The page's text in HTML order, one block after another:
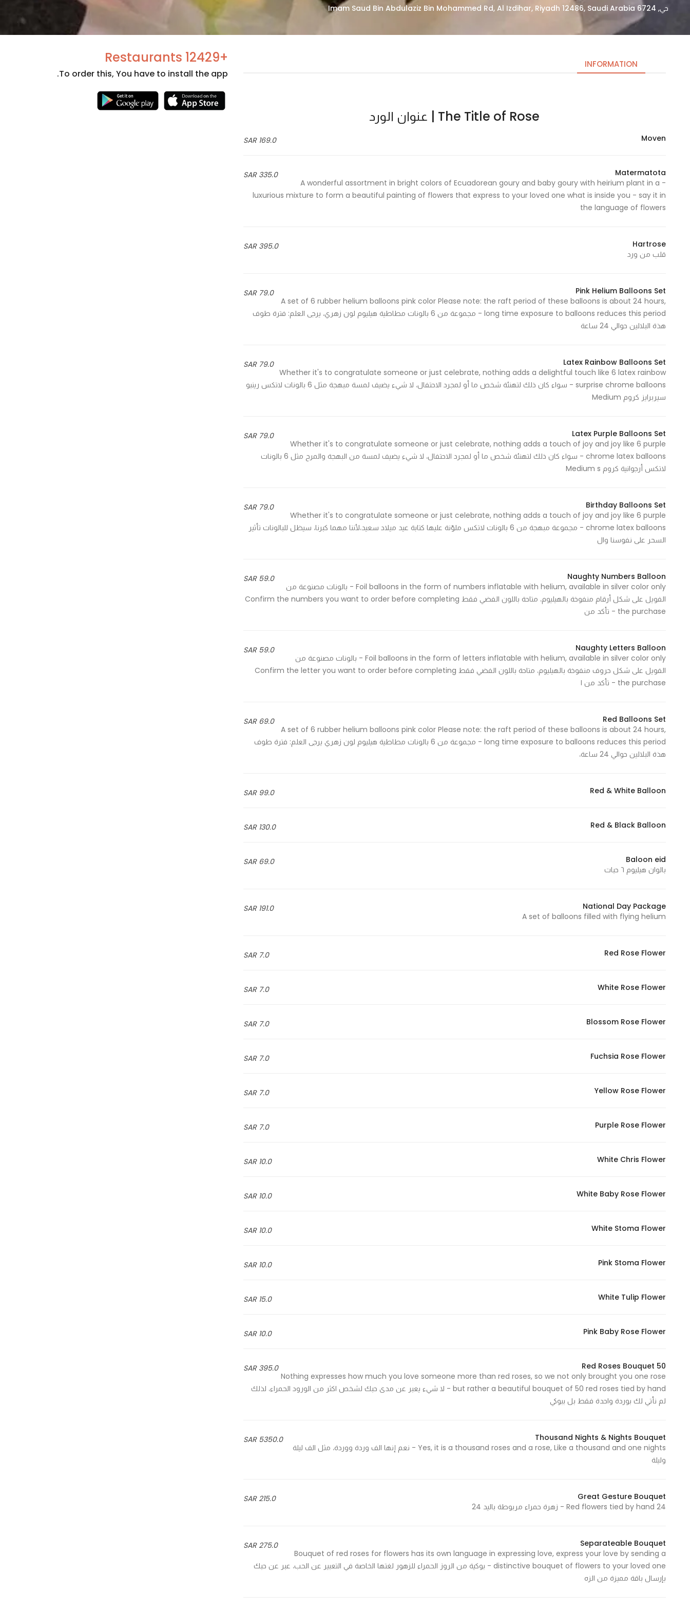
حي, 6724 Imam Saud Bin Abdulaziz Bin Mohammed Rd, Al Izdihar, Riyadh 12486, Saudi Arabia
INFORMATION
The Title of Rose | عنوان الورد
169.0 SAR Moven
335.0 SAR
Matermatota
- A wonderful assortment in bright colors of Ecuadorean goury and baby goury with heirium plant in a
luxurious mixture to form a beautiful painting of flowers that express to your loved one what is inside you - say it in
the language of flowers
395.0 SAR
Hartrose
قلب من ورد
79.0 SAR
Pink Helium Balloons Set
A set of 6 rubber helium balloons pink color Please note: the raft period of these balloons is about 24 hours,
long time exposure to balloons reduces this period - مجموعة من 6 بالونات مطاطية هيليوم لون زهري، يرجى العلم: فترة طوف
هذة البلالين حوالي 24 ساعة
79.0 SAR
Latex Rainbow Balloons Set
Whether it's to congratulate someone or just celebrate, nothing adds a delightful touch like 6 latex rainbow
surprise chrome balloons - سواء كان ذلك لتهنئة شخص ما أو لمجرد الاحتفال، لا شيء يضيف لمسة مبهجة مثل 6 بالونات لاتكس رينبو
سيربرايز كروم Medium
79.0 SAR
Latex Purple Balloons Set
Whether it's to congratulate someone or just celebrate, nothing adds a touch of joy and joy like 6 purple
chrome latex balloons - سواء كان ذلك لتهنئة شخص ما أو لمجرد الاحتفال، لا شيء يضيف لمسة من البهجة والمرح مثل 6 بالونات
لاتكس أرجوانية كروم Medium s
79.0 SAR
Birthday Balloons Set
Whether it's to congratulate someone or just celebrate, nothing adds a touch of joy and joy like 6 purple
chrome latex balloons - مجموعة مبهجة من 6 بالونات لاتكس ملوّنة عليها كتابة عيد ميلاد سعيد،لأننا مهما كبرنا، سيظل للبالونات تأثير
السحر على نفوسنا وال
59.0 SAR
Naughty Numbers Balloon
Foil balloons in the form of numbers inflatable with helium, available in silver color only - بالونات مصنوعة من
الفويل على شكل أرقام منفوخة بالهيليوم، متاحة باللون الفضي فقط Confirm the numbers you want to order before completing
the purchase - تأكد من
59.0 SAR
Naughty Letters Balloon
Foil balloons in the form of letters inflatable with helium, available in silver color only - بالونات مصنوعة من
الفويل على شكل حروف منفوخة بالهيليوم، متاحة باللون الفضي فقط Confirm the letter you want to order before completing
the purchase - تأكد من ا
69.0 SAR
Red Balloons Set
A set of 6 rubber helium balloons pink color Please note: the raft period of these balloons is about 24 hours,
long time exposure to balloons reduces this period - مجموعة من 6 بالونات مطاطية هيليوم لون زهري يرجى العلم: فترة طوف
هذة البلالين حوالي 24 ساعة،
99.0 SAR Red & White Balloon
130.0 SAR Red & Black Balloon
69.0 SAR
Baloon eid
بالوان هيليوم ٦ حبات
191.0 SAR
A set of balloons filled with flying helium
7.0 SAR Red Rose Flower
7.0 SAR White Rose Flower
7.0 SAR Blossom Rose Flower
7.0 SAR Fuchsia Rose Flower
7.0 SAR Yellow Rose Flower
7.0 SAR Purple Rose Flower
10.0 SAR White Chris Flower
10.0 SAR White Baby Rose Flower
10.0 SAR White Stoma Flower
10.0 SAR Pink Stoma Flower
15.0 SAR White Tulip Flower
10.0 SAR Pink Baby Rose Flower
395.0 SAR
50 Red Roses Bouquet
Nothing expresses how much you love someone more than red roses, so we not only brought you one rose
but rather a beautiful bouquet of 50 red roses tied by hand - لا شيء يعبر عن مدى حبك لشخص اكثر من الورود الحمراء، لذلك
لم نأتي لك بوردة واحدة فقط بل ببوكي
5350.0 SAR
Thousand Nights & Nights Bouquet
Yes, it is a thousand roses and a rose, Like a thousand and one nights - نعم إنها الف وردة ووردة، مثل الف ليلة
وليلة
215.0 SAR
Great Gesture Bouquet
24 Red flowers tied by hand - زهرة حمراء مربوطة باليد 24
275.0 SAR
Separateable Bouquet
Bouquet of red roses for flowers has its own language in expressing love, express your love by sending a
distinctive bouquet of flowers to your loved one - بوكية من الروز الحمراء للزهور لغتها الخاصة في التعبير عن الحب، عبر عن حبك
بإرسال باقة مميزة من الزه
+12429 Restaurants
To order this, You have to install the app.
cookies
They are
needed
us to
improve
the
website's
structure,
based on
how the
Experience
In order for
as well as
possible
these
cookies,
some
functionality
from the
website.
your
interests and
behavior as
increase the
personalized
offers.